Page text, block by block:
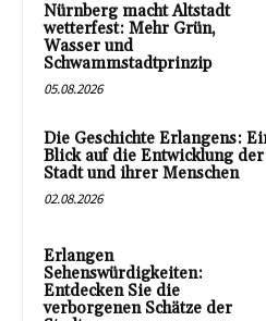
Nürnberg macht Altstadt
wetterfest: Mehr Grün,
Wasser und
Schwammstadtprinzip
05.08.2026
Die Geschichte Erlangens:
Blick auf die Entwicklung der
Stadt und ihrer Menschen
02.08.2026
Erlangen
Sehenswürdigkeiten:
Entdecken Sie die
verborgenen Schätze der